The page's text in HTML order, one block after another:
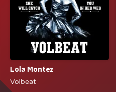
Lola Montez
Volbeat